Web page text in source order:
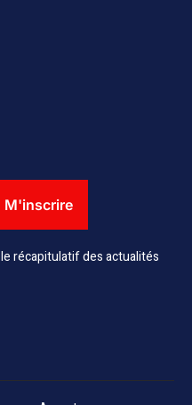
récapitulatif des actualités